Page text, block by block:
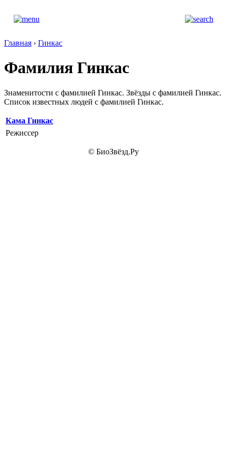
Главная › Гинкас
Фамилия Гинкас
Знаменитости с фамилией Гинкас. Звёзды с фамилией Гинкас.
Список известных людей с фамилией Гинкас.
Кама Гинкас
Режиссер
© БиоЗвёзд.Ру